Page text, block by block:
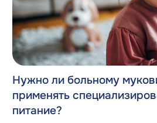
Нужно ли больному
применять
питание?